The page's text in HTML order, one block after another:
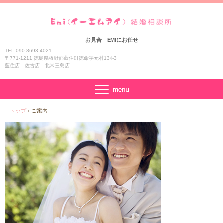
お見合 EMIにお任せ
TEL.090-8693-4021
〒771-1211 徳島県板野郡藍住町徳命字元村134-3
藍住店 佐古店 北常三島店
トップ › ご案内